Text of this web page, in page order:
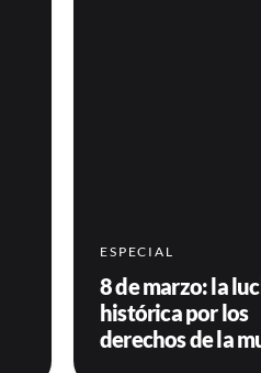
ESPECIAL
8 de marzo: la
histórica por los
derechos de la